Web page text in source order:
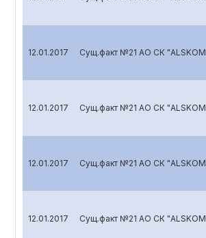
12.01.2017 Сущ.факт №21 АО СК
12.01.2017 Сущ.факт №21 АО СК
12.01.2017 Сущ.факт №21 АО СК
12.01.2017 Сущ.факт №21 АО СК